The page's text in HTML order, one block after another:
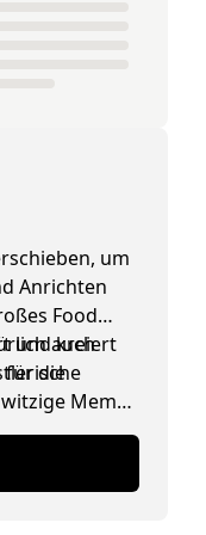
um
Anrichten
Food
auch
für die
und kreiert
Memes